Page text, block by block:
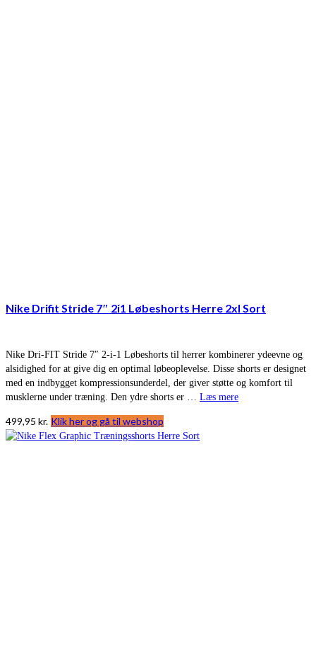
Nike Drifit Stride 7″ 2i1 Løbeshorts Herre 2xl Sort
Nike Dri-FIT Stride 7″ 2-i-1 Løbeshorts til herrer kombinerer ydeevne og
alsidighed for at give dig en optimal løbeoplevelse. Disse shorts er designet
med en indbygget kompressionsunderdel, der giver støtte og komfort til
musklerne under træning. Den ydre shorts er … Læs mere
499,95 kr. Klik her og gå til webshop